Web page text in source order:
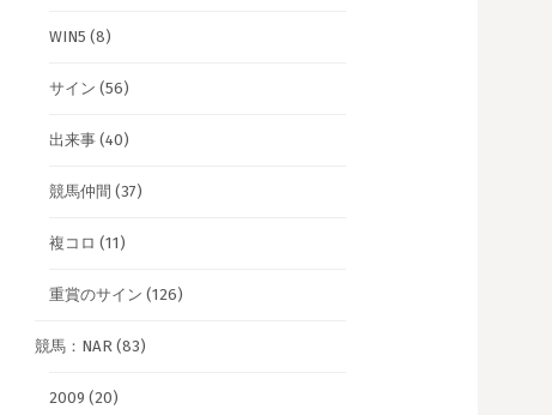
WIN5 (8)
サイン (56)
出来事 (40)
競馬仲間 (37)
複コロ (11)
重賞のサイン (126)
競馬：NAR (83)
2009 (20)